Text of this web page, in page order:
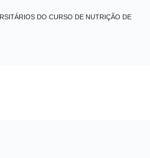
DO CURSO DE NUTRIÇÃO DE